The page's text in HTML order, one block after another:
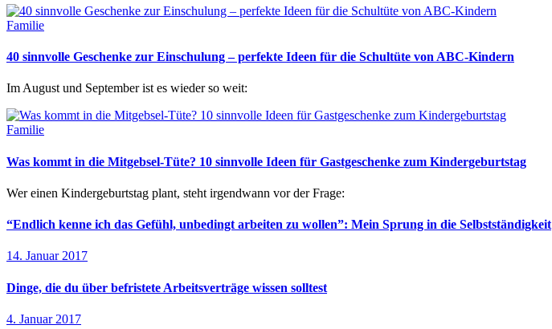
Familie
40 sinnvolle Geschenke zur Einschulung – perfekte Ideen für die Schultüte von ABC-Kindern
Im August und September ist es wieder so weit:
Familie
Was kommt in die Mitgebsel-Tüte? 10 sinnvolle Ideen für Gastgeschenke zum Kindergeburtstag
Wer einen Kindergeburtstag plant, steht irgendwann vor der Frage:
“Endlich kenne ich das Gefühl, unbedingt arbeiten zu wollen”: Mein Sprung in die Selbstständigkeit
14. Januar 2017
Dinge, die du über befristete Arbeitsverträge wissen solltest
4. Januar 2017